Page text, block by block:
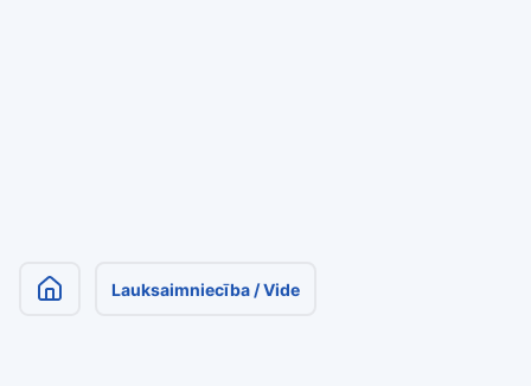
Lauksaimniecība / Vide